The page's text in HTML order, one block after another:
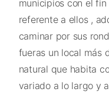
municipios con el
referente a ellos ,
caminar por sus
fueras un local más
natural que habita
variado a lo largo y